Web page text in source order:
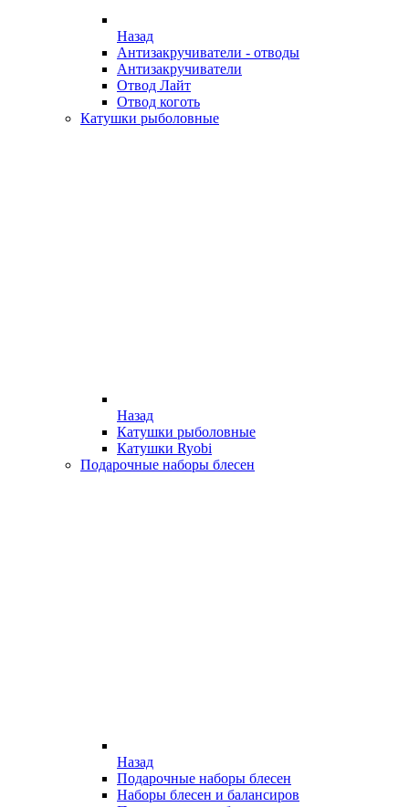
Назад
Антизакручиватели - отводы
Антизакручиватели
Отвод Лайт
Отвод коготь
Катушки рыболовные
Назад
Катушки рыболовные
Катушки Ryobi
Подарочные наборы блесен
Назад
Подарочные наборы блесен
Наборы блесен и балансиров